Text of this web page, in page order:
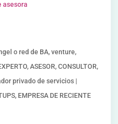
asesora
o red de BA, venture,
ASESOR, CONSULTOR,
privado de servicios |
EMPRESA DE RECIENTE